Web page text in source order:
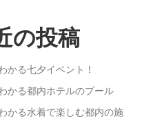
の投稿
かる七夕イベント！
かる都内ホテルのプール
かる水着で楽しむ都内の施